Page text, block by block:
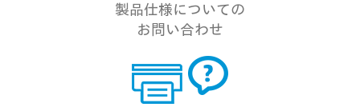
製品仕様についての
お問い合わせ